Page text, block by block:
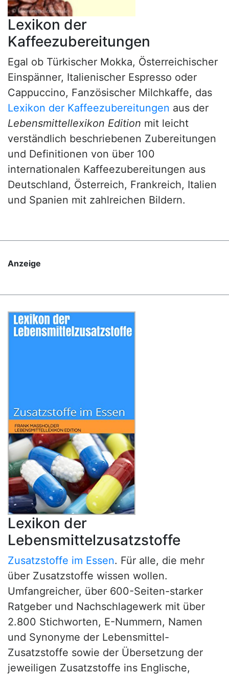
Lexikon der
Kaffeezubereitungen
Egal ob Türkischer Mokka, Österreichischer
Einspänner, Italienischer Espresso oder
Cappuccino, Fanzösischer Milchkaffe, das
Lexikon der Kaffeezubereitungen aus der
Lebensmittellexikon Edition mit leicht
verständlich beschriebenen Zubereitungen
und Definitionen von über 100
internationalen Kaffeezubereitungen aus
Deutschland, Österreich, Frankreich, Italien
und Spanien mit zahlreichen Bildern.
Anzeige
Lexikon der
Lebensmittelzusatzstoffe
Zusatzstoffe im Essen. Für alle, die mehr
über Zusatzstoffe wissen wollen.
Umfangreicher, über 600-Seiten-starker
Ratgeber und Nachschlagewerk mit über
2.800 Stichworten, E-Nummern, Namen
und Synonyme der Lebensmittel-
Zusatzstoffe sowie der Übersetzung der
jeweiligen Zusatzstoffe ins Englische,